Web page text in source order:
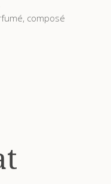
composé